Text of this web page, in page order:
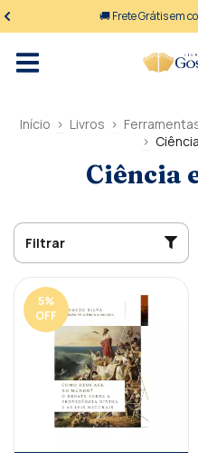
🚚 Frete Grátis em
Início > Livros >
>
Ciência
Filtrar
5%
OFF